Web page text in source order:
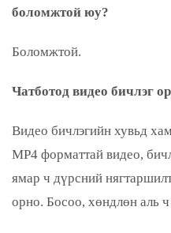
боломжтой юу?
Боломжтой.
Чатботод видео бичлэг
Видео бичлэгийн хувьд
MP4 форматтай видео,
ямар ч дүрсний
орно. Босоо, хөндлөн аль ч